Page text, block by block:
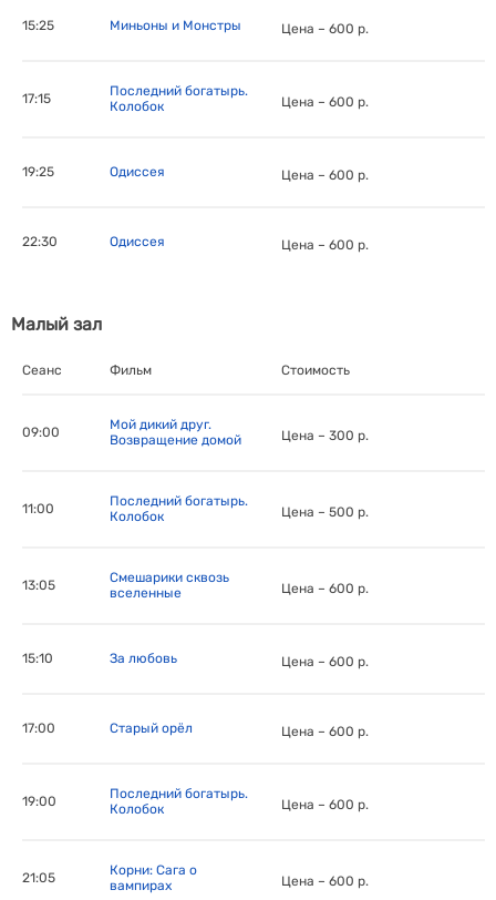
15:25 Миньоны и Монстры Цена – 600 р.
17:15
Последний богатырь.
Колобок
Цена – 600 р.
19:25 Одиссея Цена – 600 р.
22:30 Одиссея Цена – 600 р.
Малый зал
Сеанс Фильм Стоимость
09:00
Мой дикий друг.
Возвращение домой
Цена – 300 р.
11:00
Последний богатырь.
Колобок
Цена – 500 р.
13:05
Смешарики сквозь
вселенные
Цена – 600 р.
15:10 За любовь Цена – 600 р.
17:00 Старый орёл Цена – 600 р.
19:00
Последний богатырь.
Колобок
Цена – 600 р.
21:05
Корни: Сага о
вампирах
Цена – 600 р.